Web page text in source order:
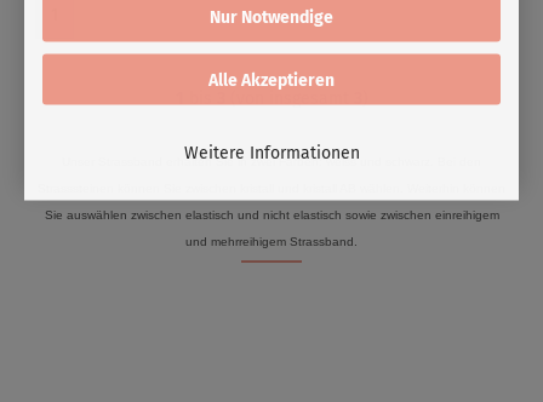
Alle Akzeptieren
Nur Notwendige
Weitere Informationen
Unser Strassband erhalten Sie in zwei Farben: weiss und schwarz. Bei den
Sie auswählen zwischen elastisch und nicht elastisch sowie zwischen einreihigem
und mehrreihigem Strassband.